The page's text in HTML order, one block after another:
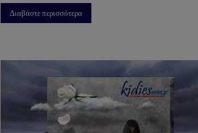
Διαβάστε περισσότερα